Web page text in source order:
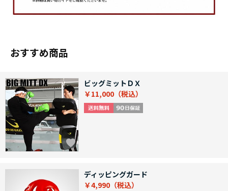
おすすめ商品
ビッグミットＤＸ
￥11,000
ディッピングガード
￥4,990